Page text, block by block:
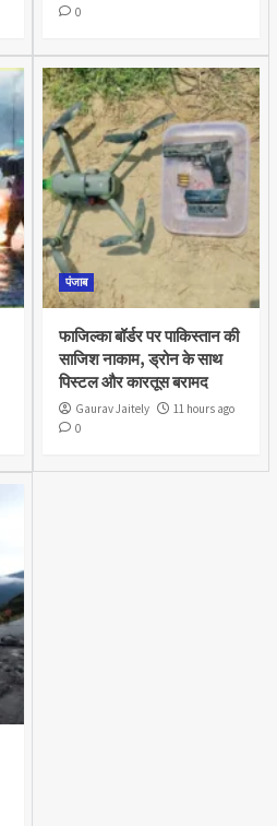
0
पंजाब
फाजिल्का बॉर्डर पर पाकिस्तान की
साजिश नाकाम, ड्रोन के साथ
पिस्टल और कारतूस बरामद
Gaurav Jaitely
11 hours ago
0